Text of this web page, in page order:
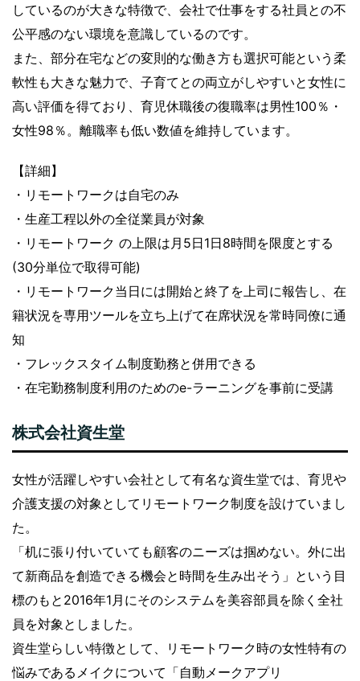
しているのが大きな特徴で、会社で仕事をする社員との不
公平感のない環境を意識しているのです。
また、部分在宅などの変則的な働き方も選択可能という柔
軟性も大きな魅力で、子育てとの両立がしやすいと女性に
高い評価を得ており、育児休職後の復職率は男性100％・
女性98％。離職率も低い数値を維持しています。
【詳細】
・リモートワークは自宅のみ
・生産工程以外の全従業員が対象
・リモートワーク の上限は月5日1日8時間を限度とする
(30分単位で取得可能)
・リモートワーク当日には開始と終了を上司に報告し、在
籍状況を専用ツールを立ち上げて在席状況を常時同僚に通
知
・フレックスタイム制度勤務と併用できる
・在宅勤務制度利用のためのe-ラーニングを事前に受講
株式会社資生堂
女性が活躍しやすい会社として有名な資生堂では、育児や
介護支援の対象としてリモートワーク制度を設けていまし
た。
「机に張り付いていても顧客のニーズは掴めない。外に出
て新商品を創造できる機会と時間を生み出そう」という目
標のもと2016年1月にそのシステムを美容部員を除く全社
員を対象としました。
資生堂らしい特徴として、リモートワーク時の女性特有の
悩みであるメイクについて「自動メークアプリ